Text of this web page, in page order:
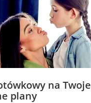
na Twoje
plany